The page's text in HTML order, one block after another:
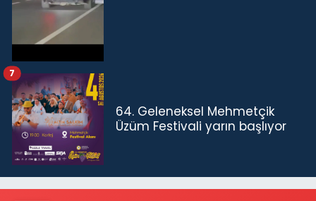
64. Geleneksel Mehmetçik
Üzüm Festivali yarın başlıyor
7